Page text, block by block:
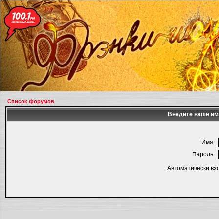
Список форумов
Введите ваше
Имя:
Пароль:
Автоматически